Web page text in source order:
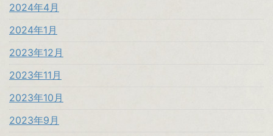
2024年4月
2024年1月
2023年12月
2023年11月
2023年10月
2023年9月